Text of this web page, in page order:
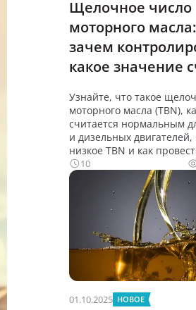
Щелочное число
моторного
зачем
какое значение
Узнайте, что такое
моторного масла (TBN),
считается нормальным
и дизельных
низкое TBN и как
10
01.10.2025 НОВОЕ